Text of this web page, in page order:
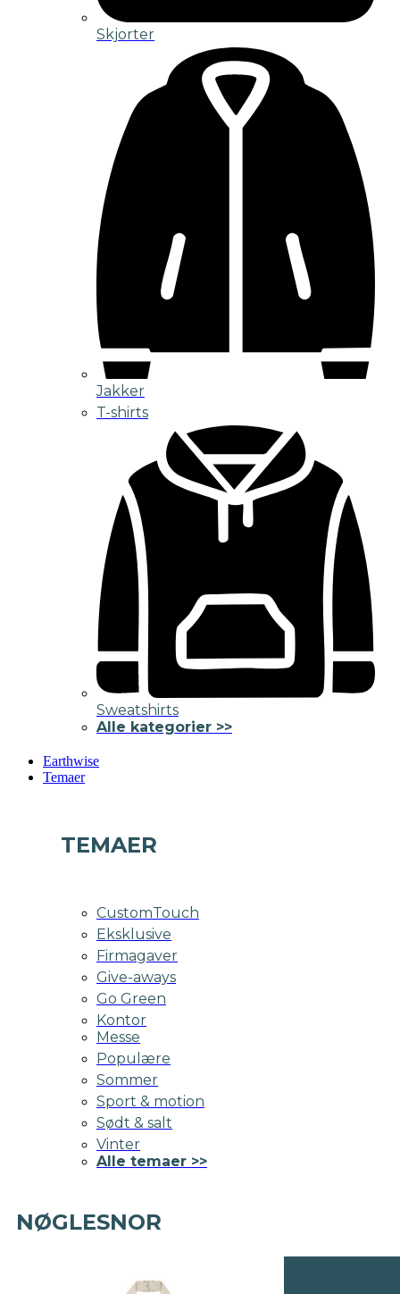
Skjorter
Jakker
T-shirts
Sweatshirts
Alle kategorier >>
Earthwise
Temaer
TEMAER
CustomTouch
Eksklusive
Firmagaver
Give-aways
Go Green
Kontor
Messe
Populære
Sommer
Sport & motion
Sødt & salt
Vinter
Alle temaer >>
NØGLESNOR